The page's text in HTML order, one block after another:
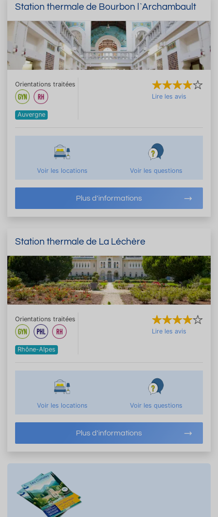
Station thermale de Bourbon l`Archambault
Orientations traitées
Auvergne
Lire les avis
Voir les locations Voir les questions
Plus d'informations
Station thermale de La Léchère
Orientations traitées
Rhône-Alpes
Lire les avis
Voir les locations Voir les questions
Plus d'informations